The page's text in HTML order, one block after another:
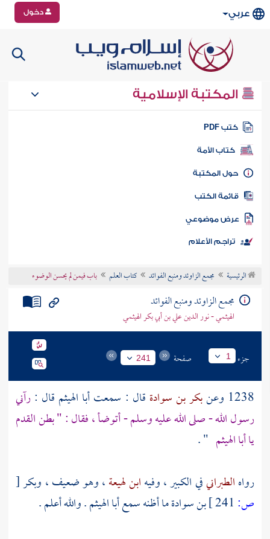
عربي دخول
المكتبة الإسلامية
كتب PDF
كتاب الأمة
المكتبة
الكتب
موضوعي
تراجم الأعلام
الرئيسية مجمع الزاوئد ومنبع الفوائد كتاب العلم باب فيمن لم يحسن الوضوء
مجمع الزاوئد ومنبع الفوائد
الهيثمي - نور الدين علي بن أبي بكر الهيثمي
جزء 1 صفحة 241
1238 وعن بكر بن سوادة قال : سمعتأبا الهيثم قال :رآني
رسول الله - صلى الله عليه وسلم - أتوضأ ، فقال : " بطن القدم
يا أبا الهيثم " .
رواهالطبرانيفي الكبير ، وفيهابن لهيعة، وهو ضعيف ، وبكر[
ص:
بن سوادةما أظنه سمعأبا الهيثم. والله أعلم .